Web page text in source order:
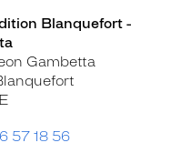
Blanquefort -
Gambetta
57 18 56